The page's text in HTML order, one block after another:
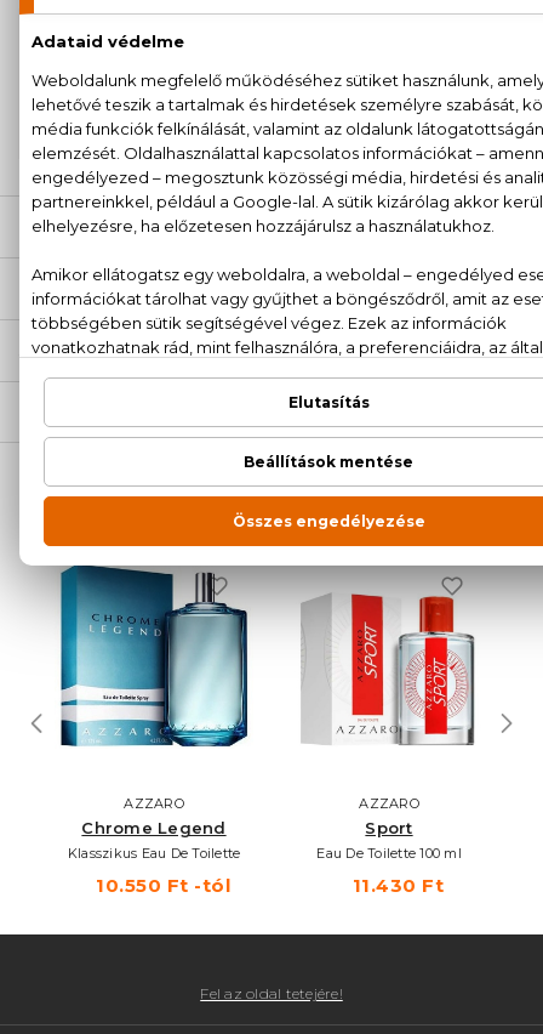
100% eredeti termékek,
Kérdésed van, elakadtál? Hívd ügyfélszolgálatunkat:
+36
20 779 1924
LEÍRÁS
ÉRTÉKELÉSEK (0)
SZÁLLÍTÁS
NEKED AJÁNLJUK
AZZARO
Chrome Legend
Klasszikus Eau De Toilette
10.550 Ft -tól
AZZARO
Sport
Eau De Toilette 100 ml
11.430 Ft
Fel az oldal tetejére!